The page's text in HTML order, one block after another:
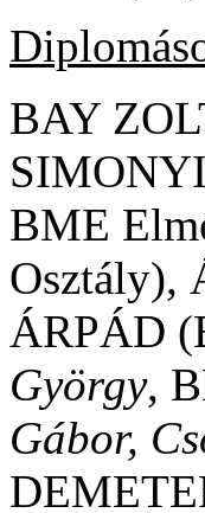
BAY
BME
Osztály),
ÁRPÁD
György,
Gábor,